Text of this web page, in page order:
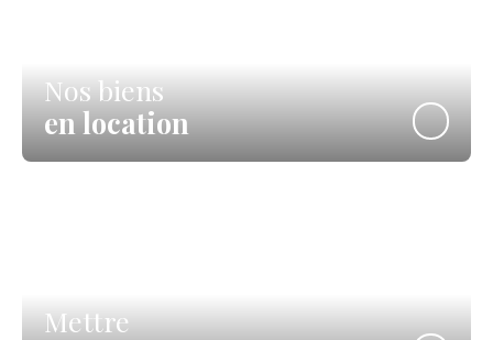
Nos biens
en location
Mettre